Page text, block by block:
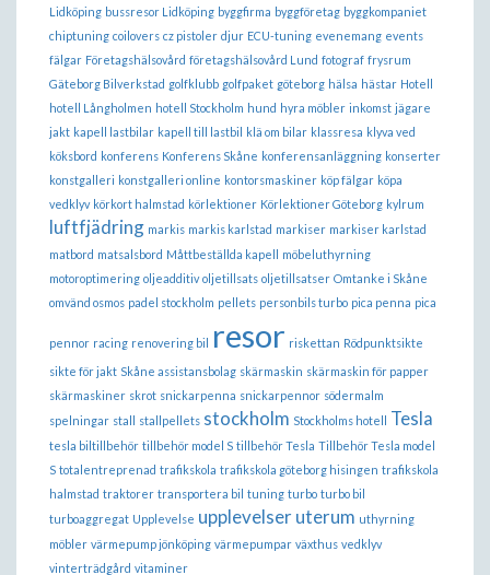
Lidköping bussresor Lidköping byggfirma byggföretag byggkompaniet
chiptuning coilovers cz pistoler djur ECU-tuning evenemang events
fälgar Företagshälsovård företagshälsovård Lund fotograf frysrum
Gäteborg Bilverkstad golfklubb golfpaket göteborg hälsa hästar Hotell
hotell Långholmen hotell Stockholm hund hyra möbler inkomst jägare
jakt kapell lastbilar kapell till lastbil klä om bilar klassresa klyva ved
köksbord konferens Konferens Skåne konferensanläggning konserter
konstgalleri konstgalleri online kontorsmaskiner köp fälgar köpa
vedklyv körkort halmstad körlektioner Körlektioner Göteborg kylrum
luftfjädring markis markis karlstad markiser markiser karlstad
matbord matsalsbord Måttbeställda kapell möbeluthyrning
motoroptimering oljeadditiv oljetillsats oljetillsatser Omtanke i Skåne
omvänd osmos padel stockholm pellets personbils turbo pica penna pica
pennor racing renovering bil resor riskettan Rödpunktsikte
sikte för jakt Skåne assistansbolag skärmaskin skärmaskin för papper
skärmaskiner skrot snickarpenna snickarpennor södermalm
spelningar stall stallpellets stockholm Stockholms hotell Tesla
tesla biltillbehör tillbehör model S tillbehör Tesla Tillbehör Tesla model
S totalentreprenad trafikskola trafikskola göteborg hisingen trafikskola
halmstad traktorer transportera bil tuning turbo turbo bil
turboaggregat Upplevelse upplevelseruterum uthyrning
möbler värmepump jönköping värmepumpar växthus vedklyv
vinterträdgård vitaminer